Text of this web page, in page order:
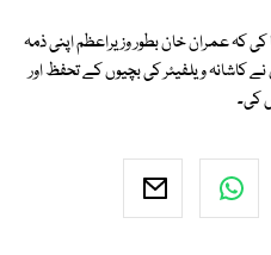
کہ عمران خان بطور وزیراعظم اپنی ذمہ
نے کاشانہ ویلفیئر کی بچیوں کے تحفظ اور
کی۔